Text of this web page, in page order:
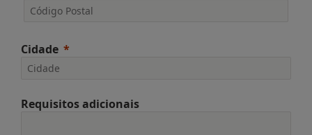
Cidade
Requisitos adicionais